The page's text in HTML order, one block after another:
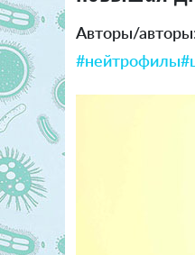
Авторы/
#нейтрофилы